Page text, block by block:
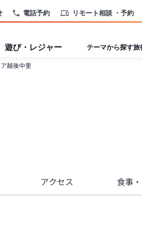
電話予約 リモート相談 ・予約
遊び・レジャー テーマから探す旅
越後中里
アクセス 食事